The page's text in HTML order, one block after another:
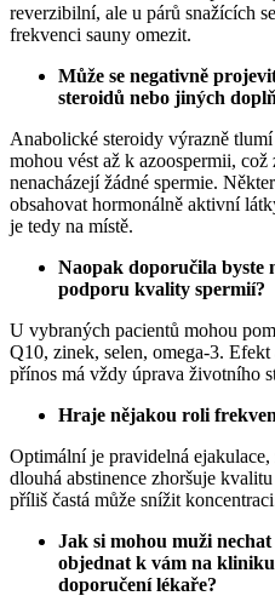
reverzibilní, ale u párů snažících
frekvenci sauny omezit.
Může se negativně
steroidů nebo jiných
Anabolické steroidy výrazně
mohou vést až k azoospermii, což
nenacházejí žádné spermie.
obsahovat hormonálně aktivní
je tedy na místě.
Naopak doporučila byste
podporu kvality spermií?
U vybraných pacientů mohou
Q10, zinek, selen, omega-3.
přínos má vždy úprava životního
Hraje nějakou roli
Optimální je pravidelná
dlouhá abstinence zhoršuje
příliš častá může snížit
Jak si mohou muži
objednat k vám na
doporučení lékaře?